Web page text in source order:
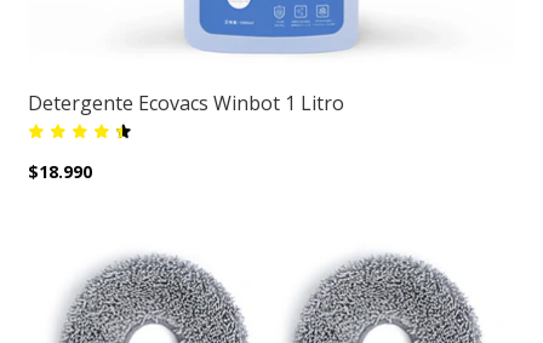
Detergente Ecovacs Winbot 1 Litro
$18.990